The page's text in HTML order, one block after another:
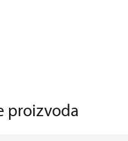
proizvoda